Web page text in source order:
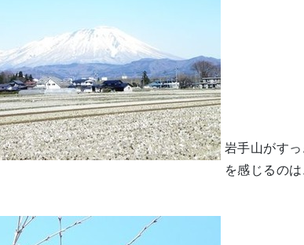
岩手山がす
を感じるの